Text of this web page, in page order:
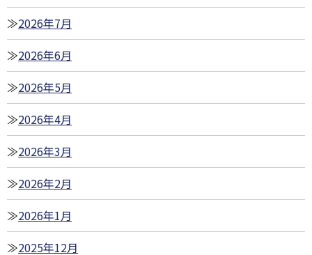
2026年7月
2026年6月
2026年5月
2026年4月
2026年3月
2026年2月
2026年1月
2025年12月